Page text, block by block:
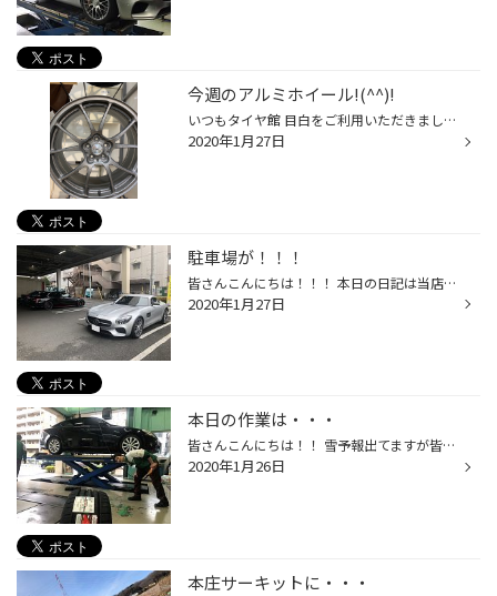
今週のアルミホイール!(^^)!
いつもタイヤ館 目白をご利用いただきまして 誠にありがとうございます<(_ _)> 今年よりTAN-EI-SHAのTWSの展示を始めました。 本日搭載の写真は、TWSのMotorsport T66-Fになります。 サイズ全てが最軽量で高強度・高剛性でスポーツ走行に持て来いのホイールです。 興味ある方は是非ご来店ください<(...
2020年1月27日
駐車場が！！！
皆さんこんにちは！！！ 本日の日記は当店の駐車場の写真です(^^♪ 手前からタイヤ交換でご来店していただいたお車！！ AMG GT S 色はイリジウムシルバーマグノ(マット) AMG C63S BMW M2 色はM2専用色の青です・・・ GTSはリアタイヤを新品に交換させていただきました(^^♪ C63Sはタイヤ交換でお預か...
2020年1月27日
本日の作業は・・・
皆さんこんにちは！！ 雪予報出てますが皆様準備は大丈夫ですか？ 本日はの作業の紹介になります(^^♪ IS250×S007A 本日の予約のお客様はこちら！！ タイヤ4本交換です！！！ 木口スタッフひょっこりはんしてますね(^^♪ とても良い笑顔です！！！ ISにお取り付けしたタイヤは 木口スタッフもお気に入...
2020年1月26日
本庄サーキットに・・・